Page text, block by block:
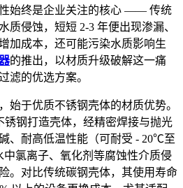
始终是企业关注的核心 —— 传统
质侵蚀，短短 2-3 年便出现渗漏、
加成本，还可能污染水质影响生
的推出，以材质升级破解这一痛
滤的优选方案。
始于优质不锈钢壳体的材质优势。
锈钢打造壳体，经精密焊接与抛光
、耐高低温性能（可耐受 - 20℃至
氯离子、氧化剂等腐蚀性介质侵
。对比传统碳钢壳体，其使用寿命